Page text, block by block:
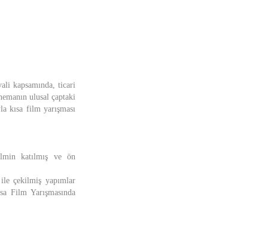
kapsamında, ticari
ulusal çaptaki
kısa film yarışması
katılmış ve ön
çekilmiş yapımlar
Film Yarışmasında